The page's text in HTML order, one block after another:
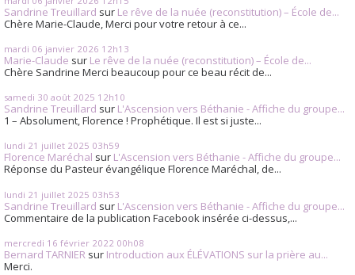
Sandrine Treuillard sur Le rêve de la nuée (reconstitution) – École de...
Chère Marie-Claude, Merci pour votre retour à ce...
mardi 06 janvier 2026 12h13
Marie-Claude sur Le rêve de la nuée (reconstitution) – École de...
Chère Sandrine Merci beaucoup pour ce beau récit de...
samedi 30 août 2025 12h10
Sandrine Treuillard sur L'Ascension vers Béthanie - Affiche du groupe...
1 – Absolument, Florence ! Prophétique. Il est si juste...
lundi 21 juillet 2025 03h59
Florence Maréchal sur L'Ascension vers Béthanie - Affiche du groupe...
Réponse du Pasteur évangélique Florence Maréchal, de...
lundi 21 juillet 2025 03h53
Sandrine Treuillard sur L'Ascension vers Béthanie - Affiche du groupe...
Commentaire de la publication Facebook insérée ci-dessus,...
mercredi 16 février 2022 00h08
Bernard TARNIER sur Introduction aux ÉLÉVATIONS sur la prière au...
Merci.